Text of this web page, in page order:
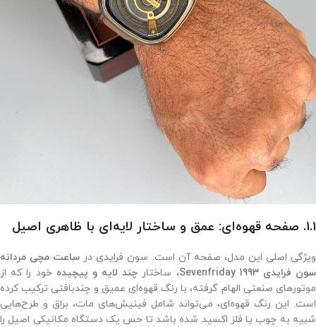
۱.۱. صفحه قهوه‌ای: عمق و ساختار لایه‌ای با ظاهری اصیل
ویژگی اصلی این مدل، صفحه آن است. سون فرایدی در ساعت مچی مردانه
سون فرایدی 1993 Sevenfriday
، ساختار چند لایه و پیچیده خود را که از
موتورهای صنعتی الهام گرفته، با رنگ قهوه‌ای عمیق و چندبافتی ترکیب کرده
است. این رنگ قهوه‌ای، می‌تواند شامل فینیش‌های مات، براق و طرح‌هایی
شبیه به چوب یا فلز اکسید شده باشد تا حس یک دستگاه مکانیکی اصیل را